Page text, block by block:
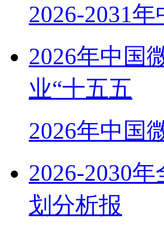
2026-2031
2026年中国
业“十五五
2026年中国
2026-2030
划分析报